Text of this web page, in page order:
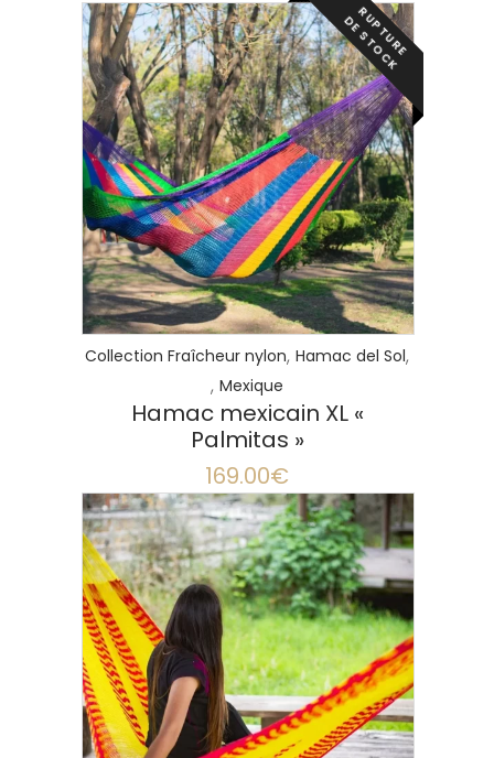
médicaux pour une utilisation
constante.
R
U
P
T
U
R
E
D
E
S
T
O
C
K
LIRE LA SUITE
Collection Fraîcheur nylon, Hamac del Sol,
, Mexique
Hamac mexicain XL «
Palmitas »
169.00€
LIRE LA SUITE